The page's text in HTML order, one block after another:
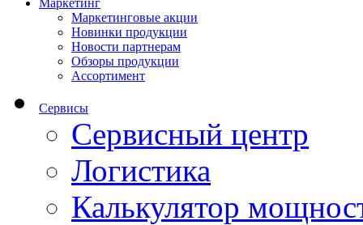
Маркетинг
Маркетинговые акции
Новинки продукции
Новости партнерам
Обзоры продукции
Ассортимент
Сервисы
Сервисный центр
Логистика
Калькулятор